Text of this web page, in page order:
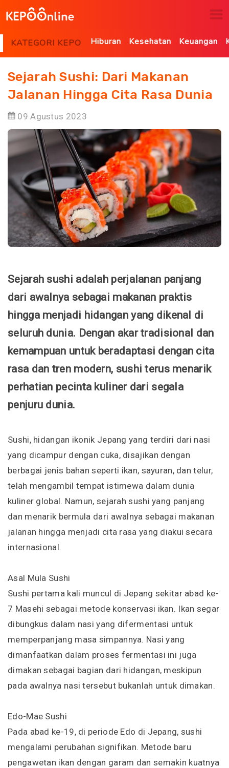
KATEGORI KEPO Hiburan Kesehatan Keuangan
Sejarah Sushi: Dari Makanan
Jalanan Hingga Cita Rasa Dunia
09 Agustus 2023
Sejarah sushi adalah perjalanan panjang
dari awalnya sebagai makanan praktis
hingga menjadi hidangan yang dikenal di
seluruh dunia. Dengan akar tradisional dan
kemampuan untuk beradaptasi dengan cita
rasa dan tren modern, sushi terus menarik
perhatian pecinta kuliner dari segala
penjuru dunia.
Sushi, hidangan ikonik Jepang yang terdiri dari nasi
yang dicampur dengan cuka, disajikan dengan
berbagai jenis bahan seperti ikan, sayuran, dan telur,
telah mengambil tempat istimewa dalam dunia
kuliner global. Namun, sejarah sushi yang panjang
dan menarik bermula dari awalnya sebagai makanan
jalanan hingga menjadi cita rasa yang diakui secara
internasional.
Asal Mula Sushi
Sushi pertama kali muncul di Jepang sekitar abad ke-
7 Masehi sebagai metode konservasi ikan. Ikan segar
dibungkus dalam nasi yang difermentasi untuk
memperpanjang masa simpannya. Nasi yang
dimanfaatkan dalam proses fermentasi ini juga
dimakan sebagai bagian dari hidangan, meskipun
pada awalnya nasi tersebut bukanlah untuk dimakan.
Edo-Mae Sushi
Pada abad ke-19, di periode Edo di Jepang, sushi
mengalami perubahan signifikan. Metode baru
pengawetan ikan dengan garam dan semakin kuatnya